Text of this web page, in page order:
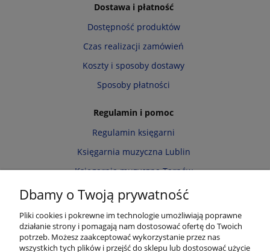
Dostawa i płatność
Dostępność produktów
Czas realizacji zamówień
Koszty i sposoby dostawy
Sposoby płatności
Regulamin i pomoc
Regulamin księgarni
Księgarnia muzyczna Lublin
Księgarnia muzyczna Tarnów
Informacja o cookies
Polityka prywatności
Zwroty i reklamacje
Dbamy o Twoją prywatność
Pliki cookies i pokrewne im technologie umożliwiają poprawne
działanie strony i pomagają nam dostosować ofertę do Twoich
potrzeb. Możesz zaakceptować wykorzystanie przez nas
wszystkich tych plików i przejść do sklepu lub dostosować użycie